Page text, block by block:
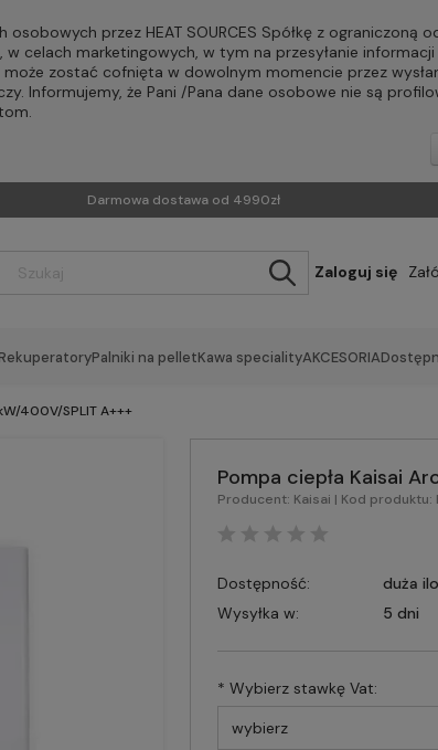
przez HEAT SOURCES Spółkę z ograniczoną
w celach marketingowych, w tym na przesyłanie
zostać cofnięta w dowolnym momencie przez
Informujemy, że Pani /Pana dane osobowe nie są
Darmowa dostawa od 4990zł
Zaloguj się
RekuperatoryPalniki na pelletKawa specialityAKCESORIA
400V/SPLIT A+++
Pompa ciepła Kaisai
Producent: Kaisai | Kod produktu:
Dostępność:
duża
Wysyłka w:
5 dni
* Wybierz stawkę Vat: